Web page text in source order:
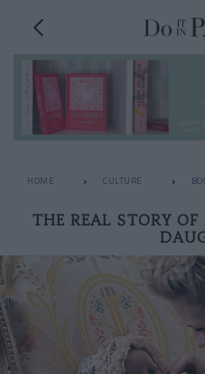
HOME CULTURE
THE REAL STORY